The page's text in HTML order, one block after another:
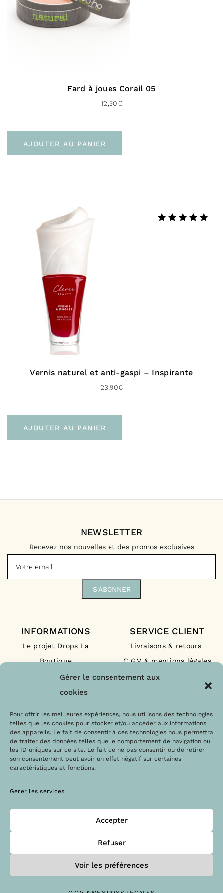
Gérer le consentement aux
cookies
Pour offrir les meilleures expériences, nous utilisons des technologies
telles que les cookies pour stocker et/ou accéder aux informations
des appareils. Le fait de consentir à ces technologies nous permettra
de traiter des données telles que le comportement de navigation ou
les ID uniques sur ce site. Le fait de ne pas consentir ou de retirer
son consentement peut avoir un effet négatif sur certaines
caractéristiques et fonctions.
Gérer les services
Accepter
Refuser
Voir les préférences
Fard à joues Corail 05
12,50€
AJOUTER AU PANIER
Vernis naturel et anti-gaspi – Inspirante
23,90€
AJOUTER AU PANIER
INFORMATIONS
Le projet Drops La
Boutique
Nos engagements
Les labels
SERVICE CLIENT
Livraisons & retours
C.G.V & mentions légales
F.A.Q
NEWSLETTER
Recevez nos nouvelles et des promos exclusives